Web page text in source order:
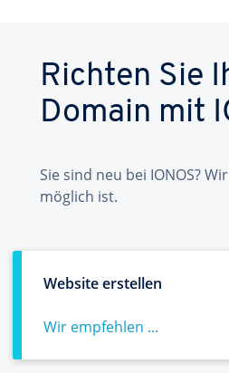
Richten Sie
Domain mit
Sie sind neu bei IONOS?
möglich ist.
Website erstellen
Wir empfehlen ...